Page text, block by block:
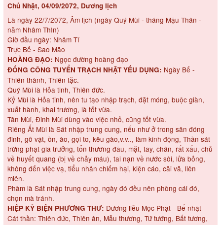
Chủ Nhật, 04/09/2072, Dương lịch
Là ngày 22/7/2072, Âm lịch (ngày Quý Mùi - tháng Mậu Thân -
năm Nhâm Thìn)
Giờ đầu ngày: Nhâm Tí
Trực Bế - Sao Mão
HOÀNG ĐẠO: Ngọc đường hoàng đạo
ĐỔNG CÔNG TUYỂN TRẠCH NHẬT YẾU DỤNG: Ngày Bế -
Thiên thành, Thiên tặc.
Quý Mùi là Hỏa tinh, Thiên đức.
Kỷ Mùi là Hỏa tinh, nên tu tạo nhập trạch, đặt móng, buộc giàn,
xuất hành, khai trương, là tốt vừa.
Tân Mùi, Đinh Mùi dùng vào việc nhỏ, cũng tốt vừa.
Riêng Ất Mùi là Sát nhập trung cung, nếu như ở trong sân đóng
đinh, gõ vật, ồn, ào, gọi to, kêu gào,v.v.., làm kinh động, Thần sát
trừng phạt gia trưởng, tổn thương đầu, mặt, tay, chân, rất xấu, chủ
về huyết quang (bị về chảy máu), tai nạn về nước sôi, lửa bỏng,
không đến việc vạ, tiểu nhân chiếm hại, kiện cáo, cãi vã, liên
miên.
Phàm là Sát nhập trung cung, ngày đó đều nên phòng cái đó,
chọn mà tránh.
HIỆP KỶ BIỆN PHƯƠNG THƯ: Dương liễu Mộc Phạt - Bế nhật
Cát thần: Thiên đức, Thiên ân, Mẫu thương, Tứ tướng, Bất tương,